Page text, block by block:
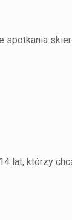
spotkania
lat, którzy